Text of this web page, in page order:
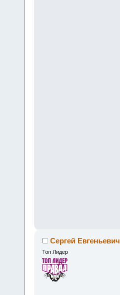
Сергей Евгеньевич
Топ Лидер